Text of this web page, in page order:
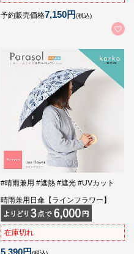
予約販売価格7,150円(税込)
#晴雨兼用 #遮熱 #遮光 #UVカット
晴雨兼用日傘【ラインフラワー】
在庫切れ
5,390円